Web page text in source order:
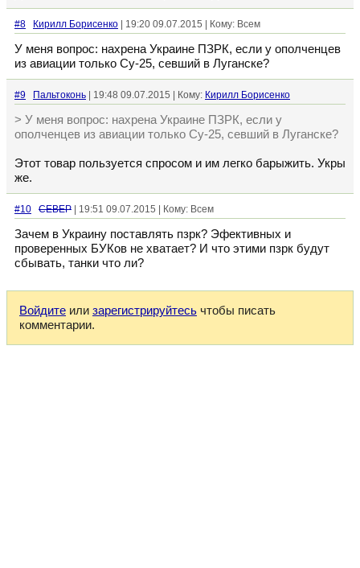
#8 Кирилл Борисенко | 19:20 09.07.2015 | Кому: Всем
У меня вопрос: нахрена Украине ПЗРК, если у ополченцев
из авиации только Су-25, севший в Луганске?
#9 Пальтоконь | 19:48 09.07.2015 | Кому: Кирилл Борисенко
> У меня вопрос: нахрена Украине ПЗРК, если у
ополченцев из авиации только Су-25, севший в Луганске?
Этот товар пользуется спросом и им легко барыжить. Укры
же.
#10 CEBEP | 19:51 09.07.2015 | Кому: Всем
Зачем в Украину поставлять пзрк? Эфективных и
проверенных БУКов не хватает? И что этими пзрк будут
сбывать, танки что ли?
Войдите или зарегистрируйтесь чтобы писать
комментарии.